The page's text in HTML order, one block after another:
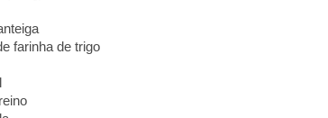
farinha de trigo